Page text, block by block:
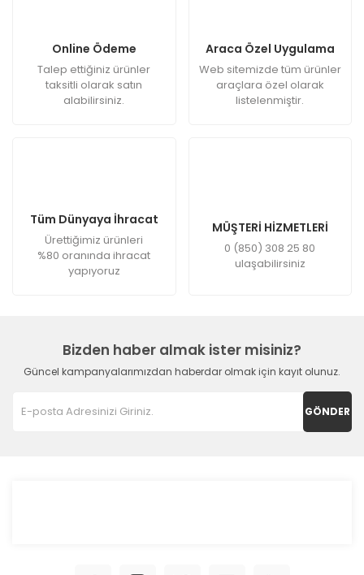
Online Ödeme
Talep ettiğiniz ürünler
taksitli olarak satın
alabilirsiniz.
Araca Özel Uygulama
Web sitemizde tüm ürünler
araçlara özel olarak
listelenmiştir.
Tüm Dünyaya İhracat
Ürettiğimiz ürünleri
%80 oranında ihracat
yapıyoruz
MÜŞTERİ HİZMETLERİ
0 (850) 308 25 80
ulaşabilirsiniz
Bizden haber almak ister misiniz?
Güncel kampanyalarımızdan haberdar olmak için kayıt olunuz.
GÖNDER